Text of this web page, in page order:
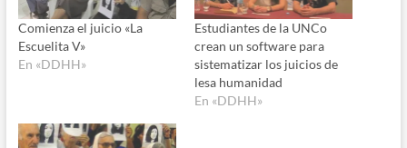
Comienza el juicio «La
Escuelita V»
En «DDHH»
Estudiantes de la UNCo
crean un software para
sistematizar los juicios de
lesa humanidad
En «DDHH»